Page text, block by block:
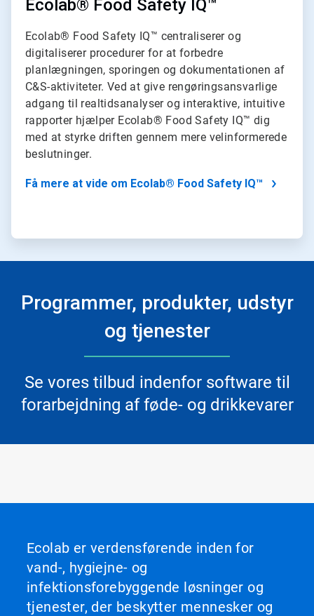
Ecolab® Food Safety IQ™
Ecolab® Food Safety IQ™ centraliserer og
digitaliserer procedurer for at forbedre
planlægningen, sporingen og dokumentationen af
C&S-aktiviteter. Ved at give rengøringsansvarlige
adgang til realtidsanalyser og interaktive, intuitive
rapporter hjælper Ecolab® Food Safety IQ™ dig
med at styrke driften gennem mere velinformerede
beslutninger.
Få mere at vide om Ecolab® Food Safety IQ™
Programmer, produkter, udstyr
og tjenester
Se vores tilbud indenfor software til
forarbejdning af føde- og drikkevarer
Ecolab er verdensførende inden for
vand-, hygiejne- og
infektionsforebyggende løsninger og
tjenester, der beskytter mennesker og